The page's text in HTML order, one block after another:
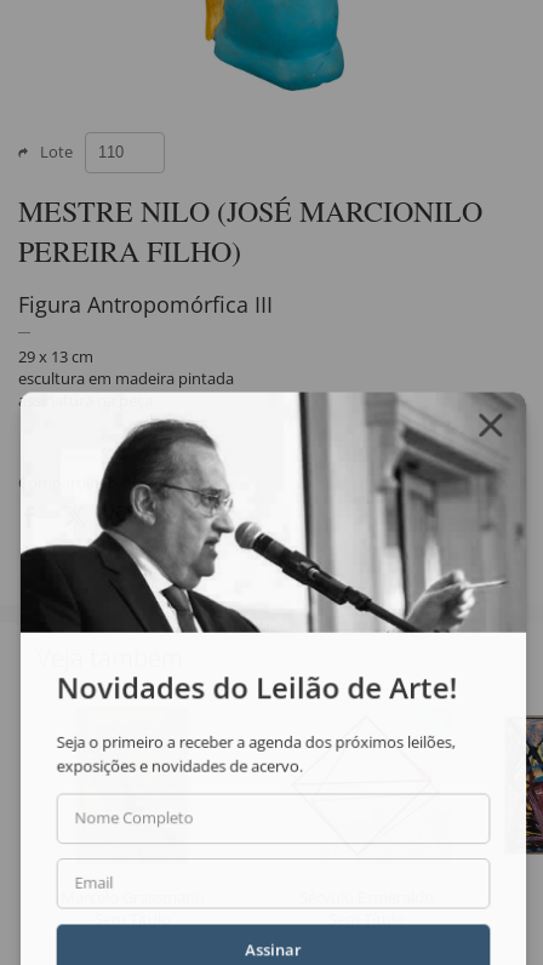
Lote
MESTRE NILO (JOSÉ MARCIONILO
PEREIRA FILHO)
Figura Antropomórfica III
29 x 13 cm
escultura em madeira pintada
assinatura na peça
Compartilhar
Sem Título
Sem Título
Novidades do Leilão de Arte!
Seja o primeiro a receber a agenda dos próximos leilões,
exposições e novidades de acervo.
Nome Completo
Email
Assinar